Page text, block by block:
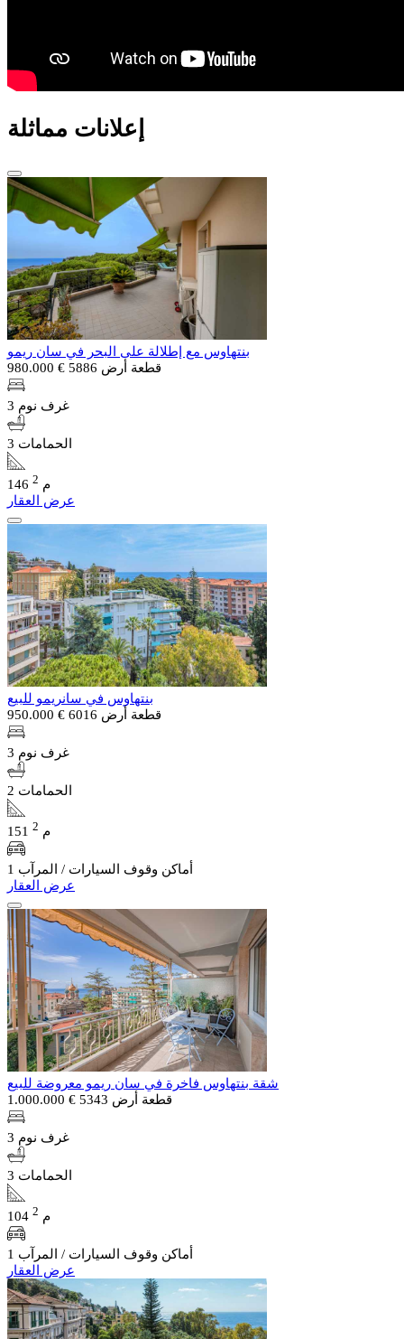
إعلانات مماثلة
بنتهاوس مع إطلالة على البحر في سان ريمو
قطعة أرض 5886
€ 980.000
3 غرف نوم
3 الحمامات
146 م 2
عرض العقار
بنتهاوس في سانريمو للبيع
قطعة أرض 6016
€ 950.000
3 غرف نوم
2 الحمامات
151 م 2
1 أماكن وقوف السيارات / المرآب
عرض العقار
شقة بنتهاوس فاخرة في سان ريمو معروضة للبيع
قطعة أرض 5343
€ 1.000.000
3 غرف نوم
3 الحمامات
104 م 2
1 أماكن وقوف السيارات / المرآب
عرض العقار